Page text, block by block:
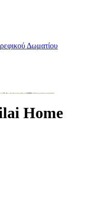
Δωματίου
Home